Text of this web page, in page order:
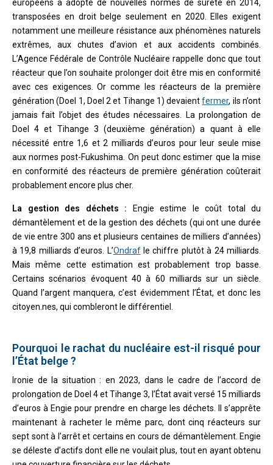
européens a adopté de nouvelles normes de sûreté en 2014,
transposées en droit belge seulement en 2020. Elles exigent
notamment une meilleure résistance aux phénomènes naturels
extrêmes, aux chutes d’avion et aux accidents combinés.
L’Agence Fédérale de Contrôle Nucléaire rappelle donc que tout
réacteur que l’on souhaite prolonger doit être mis en conformité
avec ces exigences. Or comme les réacteurs de la première
génération (Doel 1, Doel 2 et Tihange 1) devaientfermer, ils n’ont
jamais fait l’objet des études nécessaires. La prolongation de
Doel 4 et Tihange 3 (deuxième génération) a quant à elle
nécessité entre 1,6 et 2 milliards d’euros pour leur seule mise
aux normes post-Fukushima. On peut donc estimer que la mise
en conformité des réacteurs de première génération coûterait
probablement encore plus cher.
La gestion des déchets :
Engie estime le coût total du
démantèlement et de la gestion des déchets (qui ont une durée
de vie entre 300 ans et plusieurs centaines de milliers d’années)
à 19,8 milliards d’euros. L’Ondrafle chiffre plutôt à 24 milliards.
Mais même cette estimation est probablement trop basse.
Certains scénarios évoquent 40 à 60 milliards sur un siècle.
Quand l’argent manquera, c’est évidemment l’État, et donc les
citoyen.nes, qui combleront le différentiel.
Pourquoi le rachat du nucléaire est-il risqué pour
l’État belge ?
Ironie de la situation : en 2023, dans le cadre de l’accord de
prolongation de Doel 4 et Tihange 3, l’État avait versé 15 milliards
d’euros à Engie pour prendre en charge les déchets. Il s’apprête
maintenant à racheter le même parc, dont cinq réacteurs sur
sept sont à l’arrêt et certains en cours de démantèlement. Engie
se déleste d’actifs dont elle ne voulait plus, tout en ayant obtenu